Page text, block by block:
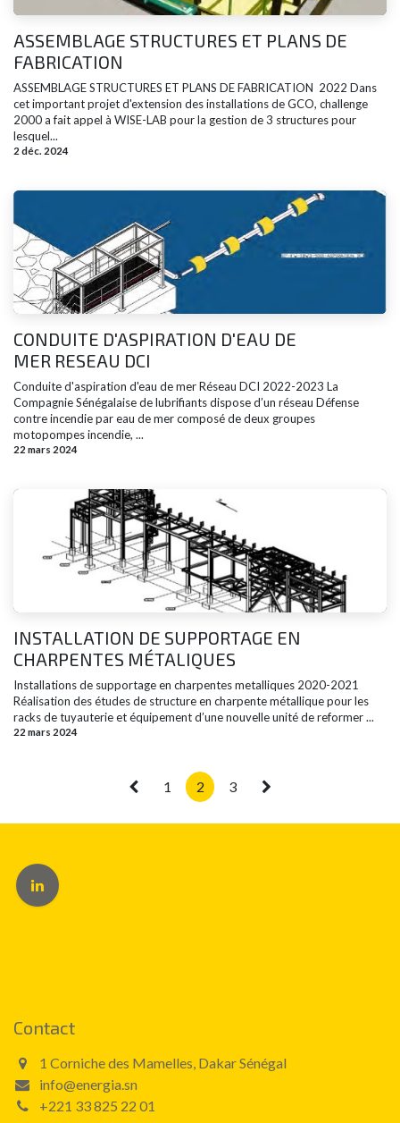
ASSEMBLAGE STRUCTURES ET PLANS DE
FABRICATION
ASSEMBLAGE STRUCTURES ET PLANS DE FABRICATION ​ 2022 Dans
cet important projet d'extension des installations de GCO, challenge
2000 a fait appel à WISE-LAB pour la gestion de 3 structures pour
lesquel...
2 déc. 2024
CONDUITE D'ASPIRATION D'EAU DE
MER RESEAU DCI
Conduite d'aspiration d'eau de mer Réseau DCI 2022-2023 La
Compagnie Sénégalaise de lubrifiants dispose d’un réseau Défense
contre incendie par eau de mer composé de deux groupes
motopompes incendie, ...
22 mars 2024
INSTALLATION DE SUPPORTAGE EN
CHARPENTES MÉTALIQUES
Installations de supportage en charpentes metalliques 2020-2021
Réalisation des études de structure en charpente métallique pour les
racks de tuyauterie et équipement d’une nouvelle unité de reformer ...
22 mars 2024
1 2 3
Contact
1 Corniche des Mamelles, Dakar Sénégal
info@energia.sn
+221 33 825 22 01